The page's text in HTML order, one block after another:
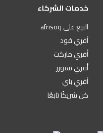
خدمات الشركاء
البيع على afrisoq
أفري فود
أفري ماركت
أفري ستورز
أفري باي
كن شريكًا تابعًا